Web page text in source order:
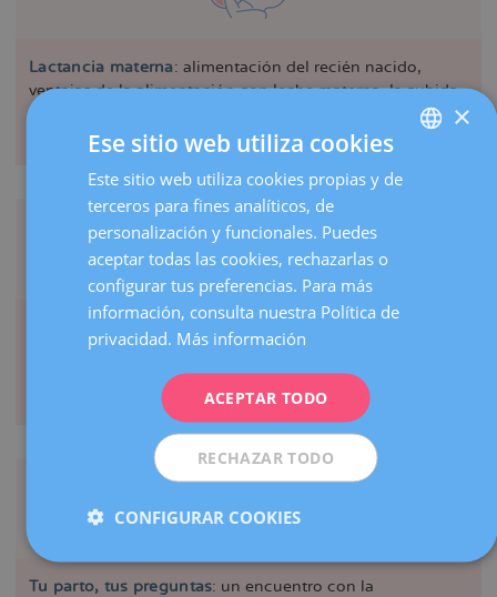
Lactancia materna: alimentación del recién nacido,
ventajas de la alimentación con leche materna, la subida
de la leche tras el parto, cómo organizarse.
En colaboración conLactApp
Cuidados básicos del bebé en los primeros días
cambio de pañal, cuidado del cordón y de la piel del
bebé, cuándo salir a pasear, cómo vestir al bebé.
Tu parto, tus preguntas: un encuentro con la
SPANISH
×
Ese sitio web utiliza cookies
Este sitio web utiliza cookies propias y de
terceros para fines analíticos, de
personalización y funcionales. Puedes
aceptar todas las cookies, rechazarlas o
configurar tus preferencias. Para más
información, consulta nuestra Política de
privacidad. Más información
ACEPTAR TODO
RECHAZAR TODO
CONFIGURAR COOKIES